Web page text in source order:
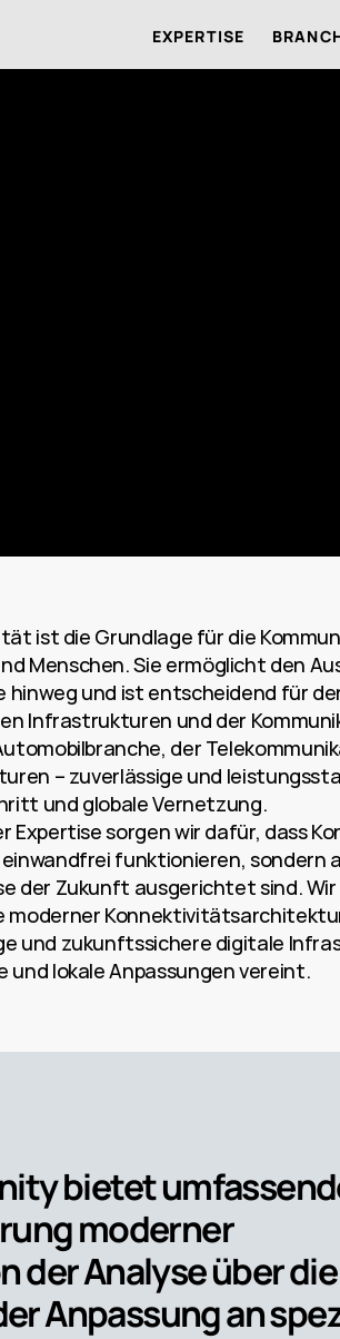
EXPERTISE
ist die Grundlage für die
Menschen. Sie ermöglicht den
hinweg und ist entscheidend für
Infrastrukturen und der
der
– zuverlässige und
und globale Vernetzung.
Expertise sorgen wir dafür, dass
funktionieren, sondern
der Zukunft ausgerichtet sind.
moderner
und zukunftssichere digitale
und lokale Anpassungen vereint.
bietet
moderner
Analyse über
Anpassung an